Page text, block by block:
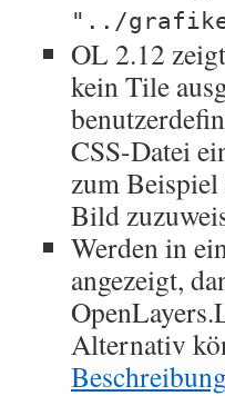
"../
OL 2.12
kein Tile
CSS-Datei
zum
Bild
Werden in
angezeigt,
Alternativ